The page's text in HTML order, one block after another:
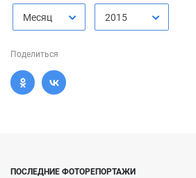
Месяц 2015
Поделиться
ПОСЛЕДНИЕ ФОТОРЕПОРТАЖИ